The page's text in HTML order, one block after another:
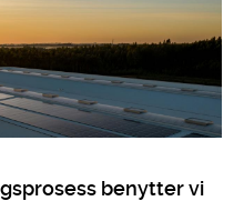
benytter vi